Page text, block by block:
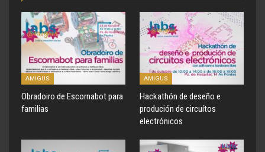
AMIGUS
Obradoiro de Escornabot para
familias
AMIGUS
Hackathón de deseño e
produción de circuítos
electrónicos